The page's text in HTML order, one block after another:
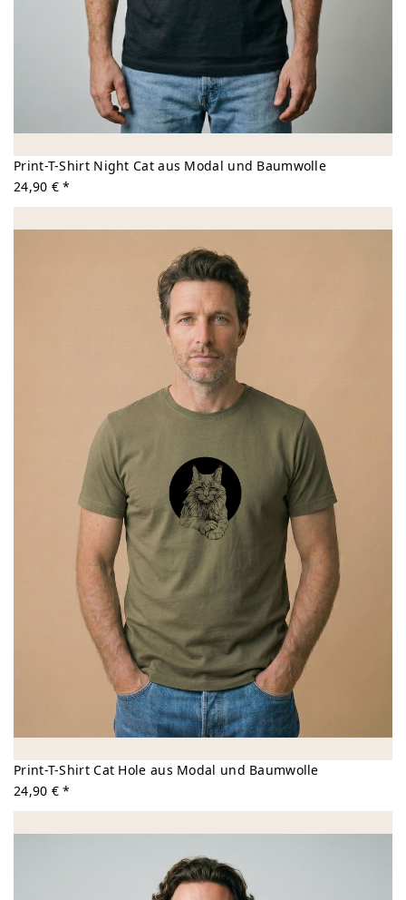
Print-T-Shirt Night Cat aus Modal und Baumwolle
24,90 € *
Print-T-Shirt Cat Hole aus Modal und Baumwolle
24,90 € *